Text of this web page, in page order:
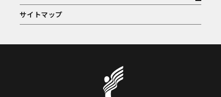
サイトマップ